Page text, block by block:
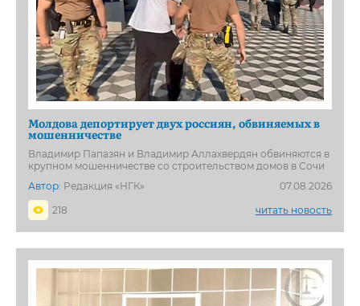
Молдова депортирует двух россиян, обвиняемых в
мошенничестве
Владимир Папазян и Владимир Аллахвердян обвиняются в
крупном мошенничестве со строительством домов в Сочи
Автор: Редакция «НГК»
07.08.2026
218
читать новость